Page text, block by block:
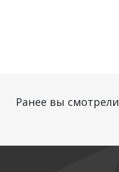
Ранее вы смотрели